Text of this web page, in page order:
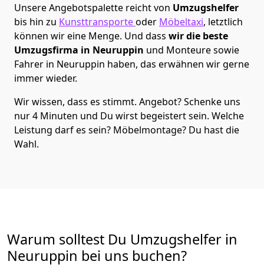
Unsere Angebotspalette reicht von Umzugshelfer
bis hin zu Kunsttransporteoder Möbeltaxi, letztlich
können wir eine Menge. Und dass wir die beste
Umzugsfirma in Neuruppin und Monteure sowie
Fahrer in Neuruppin haben, das erwähnen wir gerne
immer wieder.
Wir wissen, dass es stimmt. Angebot? Schenke uns
nur 4 Minuten und Du wirst begeistert sein. Welche
Leistung darf es sein? Möbelmontage? Du hast die
Wahl.
Warum solltest Du Umzugshelfer in
Neuruppin bei uns buchen?